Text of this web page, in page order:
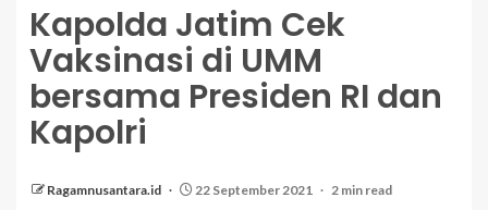
Kapolda Jatim Cek
Vaksinasi di UMM
bersama Presiden RI dan
Kapolri
Ragamnusantara.id 22 September 2021 2 min read